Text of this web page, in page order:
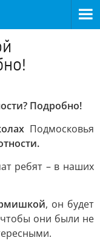
Подробно!
Подмосковья
ребят – в наших
, он будет
чтобы они были не